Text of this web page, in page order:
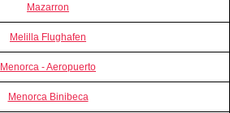
Mazarron
Melilla Flughafen
Menorca - Aeropuerto
Menorca Binibeca